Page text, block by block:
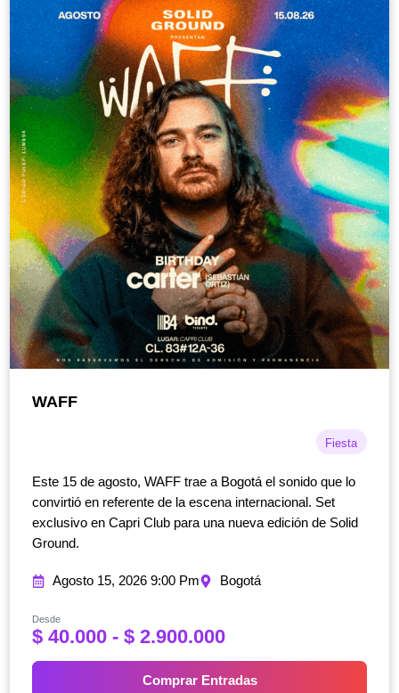
WAFF
Fiesta
Este 15 de agosto, WAFF trae a Bogotá el sonido que lo
convirtió en referente de la escena internacional. Set
exclusivo en Capri Club para una nueva edición de Solid
Ground.
Agosto 15, 2026 9:00 Pm Bogotá
Desde
$40.000 - $2.900.000R
n
Comprar Entradas